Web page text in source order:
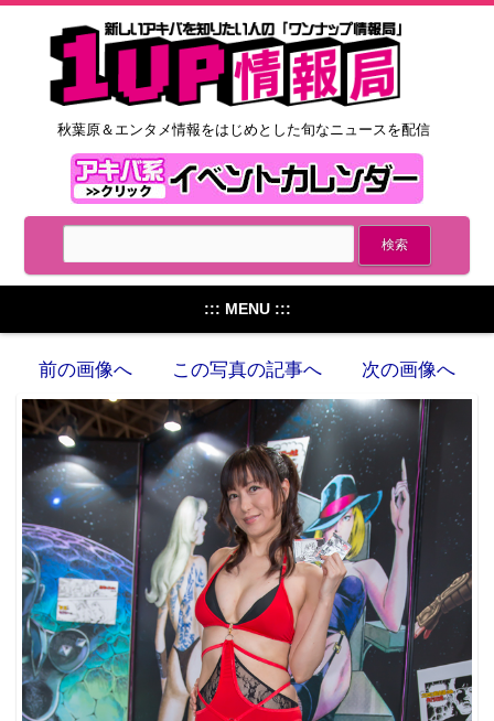
秋葉原＆エンタメ情報をはじめとした旬なニュースを配信
::: MENU :::
前の画像へ この写真の記事へ 次の画像へ